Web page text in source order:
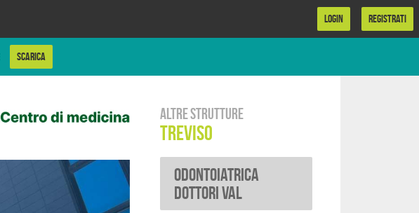
LOGIN REGISTRATI
SCARICA
Altre strutture
Treviso
Odontoiatrica
Dottori Val